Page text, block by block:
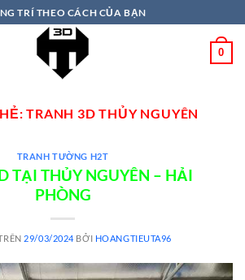
TRÍ THEO CÁCH CỦA BẠN
0
TRANH 3D THỦY NGUYÊN
TRANH TƯỜNG H2T
TẠI THỦY NGUYÊN – HẢI
PHÒNG
29/03/2024 BỞI HOANGTIEUTA96